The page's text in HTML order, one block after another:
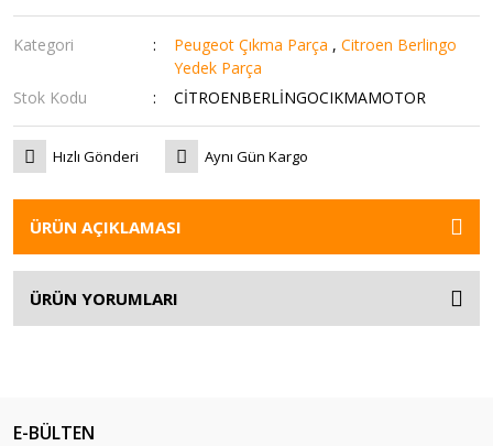
Kategori Peugeot Çıkma Parça ,Citroen Berlingo
Yedek Parça
Stok Kodu
CİTROENBERLİNGOCIKMAMOTOR
Hızlı Gönderi Aynı Gün Kargo
ÜRÜN AÇIKLAMASI
ÜRÜN YORUMLARI
E-BÜLTEN